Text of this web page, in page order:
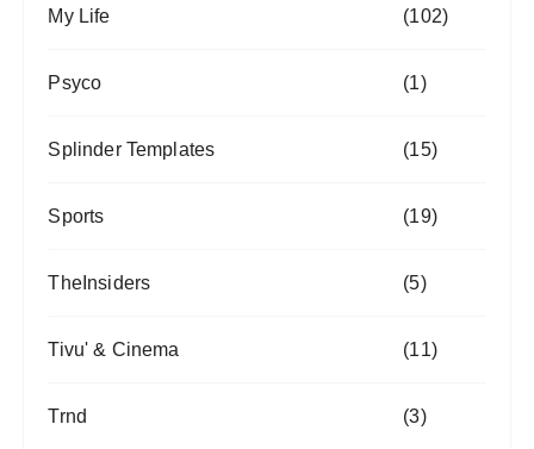
My Life (102)
Psyco (1)
Splinder Templates (15)
Sports (19)
TheInsiders (5)
Tivu' & Cinema (11)
Trnd (3)